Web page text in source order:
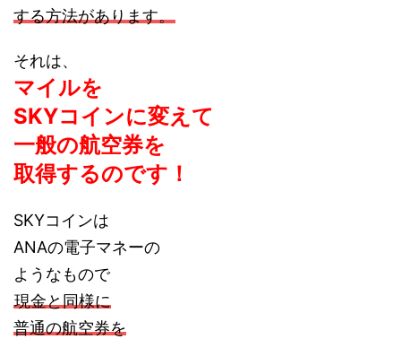
する方法があります。
それは、
マイルを
SKYコインに変えて
一般の航空券を
取得するのです！
SKYコインは
ANAの電子マネーの
ようなもので
現金と同様に
普通の航空券を